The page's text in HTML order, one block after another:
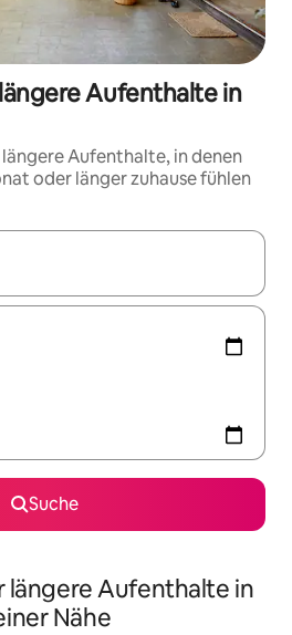
Aufenthalte in
Aufenthalte, in denen
oder länger zuhause fühlen
sind, navigiere mit den
Suche
Aufenthalte in
Nähe